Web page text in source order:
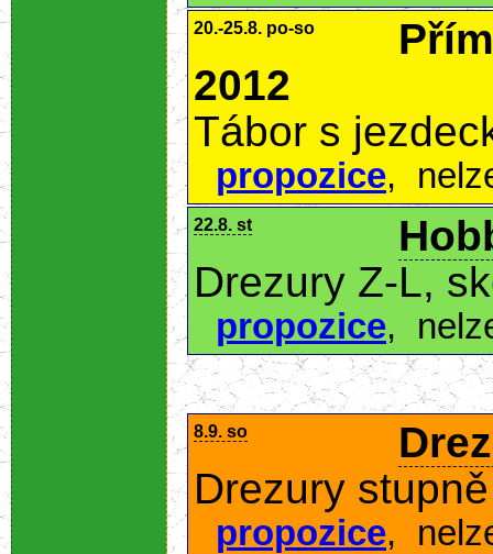
20.-25.8. po-so
2012
Tábor s
propozice,
22.8. st
Drezury Z-L,
propozice,
8.9. so
Drezury
propozice,